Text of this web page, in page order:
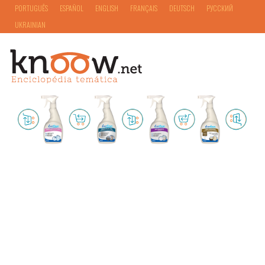
PORTUGUÊS ESPAÑOL ENGLISH FRANÇAIS DEUTSCH
РУССКИЙ
UKRAINIAN